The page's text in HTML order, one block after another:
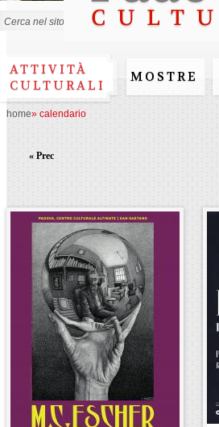
ATTIVITÀ
CULTURALI
MOSTRE
home» calendario
« Prec